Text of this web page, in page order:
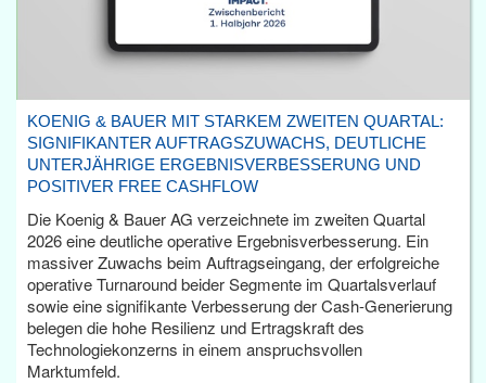
KOENIG & BAUER MIT STARKEM ZWEITEN QUARTAL:
SIGNIFIKANTER AUFTRAGSZUWACHS, DEUTLICHE
UNTERJÄHRIGE ERGEBNISVERBESSERUNG UND
POSITIVER FREE CASHFLOW
Die Koenig & Bauer AG verzeichnete im zweiten Quartal
2026 eine deutliche operative Ergebnisverbesserung. Ein
massiver Zuwachs beim Auftragseingang, der erfolgreiche
operative Turnaround beider Segmente im Quartalsverlauf
sowie eine signifikante Verbesserung der Cash-Generierung
belegen die hohe Resilienz und Ertragskraft des
Technologiekonzerns in einem anspruchsvollen
Marktumfeld.